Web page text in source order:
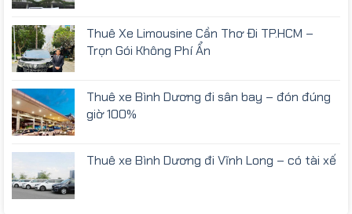
Thuê Xe Limousine Cần Thơ Đi TP.HCM –
Trọn Gói Không Phí Ẩn
Thuê xe Bình Dương đi sân bay – đón đúng
giờ 100%
Thuê xe Bình Dương đi Vĩnh Long – có tài xế